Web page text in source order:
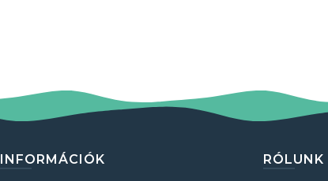
INFORMÁCIÓK RÓLUNK